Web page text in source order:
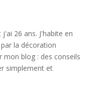
26 ans. J'habite en
la décoration
mon blog : des conseils
simplement et